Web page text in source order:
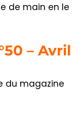
de main en le
– Avril
du magazine